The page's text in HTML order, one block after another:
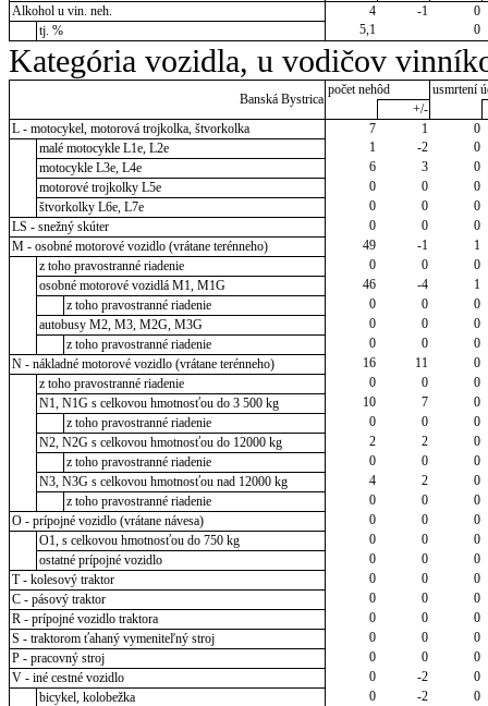
Alkohol u vin. neh.
4 -1
0
tj. %
5,1 0
Kategória vozidla, u vodičov
Banská Bystrica
počet nehôd
usmrtení
+/-
L - motocykel, motorová trojkolka, štvorkolka
7 1
0
malé motocykle L1e, L2e
1 -2
0
motocykle L3e, L4e
6 3
0
motorové trojkolky L5e
0 0
0
štvorkolky L6e, L7e
0 0
0
LS - snežný skúter
0 0
0
M - osobné motorové vozidlo (vrátane terénneho)
49 -1
1
z toho pravostranné riadenie
0 0
0
osobné motorové vozidlá M1, M1G
46 -4
1
z toho pravostranné riadenie
0 0
0
autobusy M2, M3, M2G, M3G
0 0
0
z toho pravostranné riadenie
0 0
0
N - nákladné motorové vozidlo (vrátane terénneho)
16 11
0
z toho pravostranné riadenie
0 0
0
N1, N1G s celkovou hmotnosťou do 3 500 kg
10 7
0
z toho pravostranné riadenie
0 0
0
N2, N2G s celkovou hmotnosťou do 12000 kg
2 2
0
z toho pravostranné riadenie
0 0
0
N3, N3G s celkovou hmotnosťou nad 12000 kg
4 2
0
z toho pravostranné riadenie
0 0
0
O - prípojné vozidlo (vrátane návesa)
0 0
0
O1, s celkovou hmotnosťou do 750 kg
0 0
0
ostatné prípojné vozidlo
0 0
0
T - kolesový traktor
0 0
0
C - pásový traktor
0 0
0
R - prípojné vozidlo traktora
0 0
0
S - traktorom ťahaný vymeniteľný stroj
0 0
0
P - pracovný stroj
0 0
0
V - iné cestné vozidlo
0 -2
0
bicykel, kolobežka
0 -2
0